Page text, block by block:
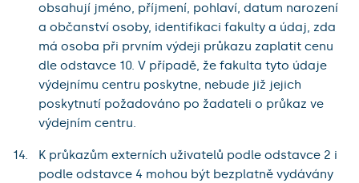
obsahují jméno, příjmení, pohlaví, datum narození
a občanství osoby, identifikaci fakulty a údaj, zda
má osoba při prvním výdeji průkazu zaplatit cenu
dle odstavce 10. V případě, že fakulta tyto údaje
výdejnímu centru poskytne, nebude již jejich
poskytnutí požadováno po žadateli o průkaz ve
výdejním centru.
K průkazům externích uživatelů podle odstavce 2 i
podle odstavce 4 mohou být bezplatně vydávány